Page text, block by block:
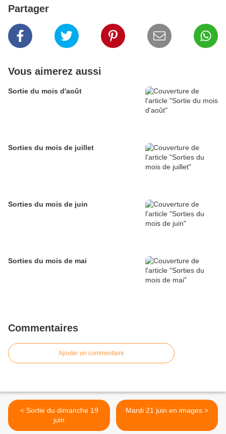
Partager
Vous aimerez aussi
Sortie du mois d'août
Sorties du mois de juillet
Sorties du mois de juin
Sorties du mois de mai
Commentaires
Ajouter un commentaire
< Sortie du dimanche 19
juin
Mardi 21 juin en images >